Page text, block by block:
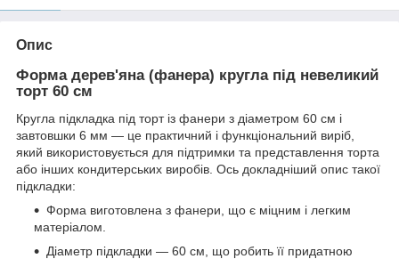
Опис
Форма дерев'яна (фанера) кругла під невеликий
торт 60 см
Кругла підкладка під торт із фанери з діаметром 60 см і
завтовшки 6 мм — це практичний і функціональний виріб,
який використовується для підтримки та представлення торта
або інших кондитерських виробів. Ось докладніший опис такої
підкладки:
Форма виготовлена з фанери, що є міцним і легким
матеріалом.
Діаметр підкладки — 60 см, що робить її придатною